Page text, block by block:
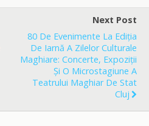
e
Next Post
80 De Evenimente La Ediția
De Iarnă A Zilelor Culturale
Maghiare: Concerte, Expoziții
Și O Microstagiune A
Teatrului Maghiar De Stat
Cluj